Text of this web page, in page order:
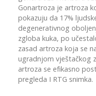
Gonartroza je artroza
pokazuju da 17%
degenerativnog
zgloba kuka, po
zasad artroza koja se
ugradnjom vještačkog
artroza se efikasno
pregleda I RTG snimka.